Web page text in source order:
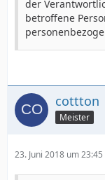
der
betroffene
cottton
Meister
23. Juni 2018 um 23:45